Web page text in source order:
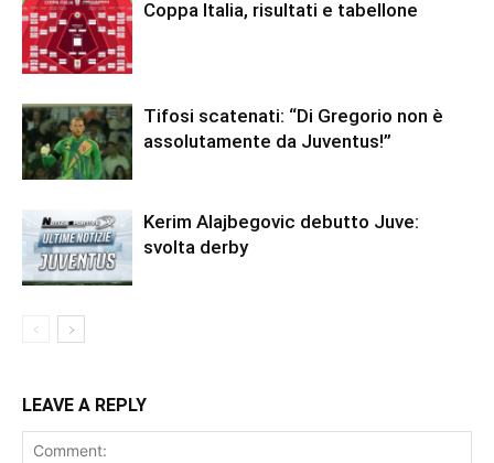
Coppa Italia, risultati e tabellone
Tifosi scatenati: “Di Gregorio non è
assolutamente da Juventus!”
Kerim Alajbegovic debutto Juve:
svolta derby
LEAVE A REPLY